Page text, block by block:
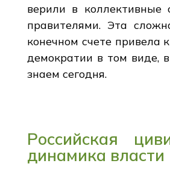
верили в коллективные
правителями. Эта
конечном счете привела
демократии в том виде,
знаем сегодня.
Российская
динамика власти